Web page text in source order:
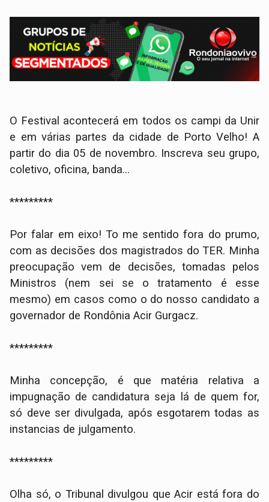
O Festival acontecerá em todos os campi da Unir
e em várias partes da cidade de Porto Velho! A
partir do dia 05 de novembro. Inscreva seu grupo,
coletivo, oficina, banda...
*********
Por falar em eixo! To me sentido fora do prumo,
com as decisões dos magistrados do TER. Minha
preocupação vem de decisões, tomadas pelos
Ministros (nem sei se o tratamento é esse
mesmo) em casos como o do nosso candidato a
governador de Rondônia Acir Gurgacz.
*********
Minha concepção, é que matéria relativa a
impugnação de candidatura seja lá de quem for,
só deve ser divulgada, após esgotarem todas as
instancias de julgamento.
*********
Olha só, o Tribunal divulgou que Acir está fora do